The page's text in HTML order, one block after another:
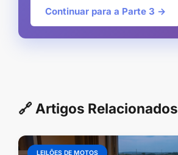
Continuar para a Parte 3 →
🔗 Artigos Relacionados
LEILÕES DE MOTOS